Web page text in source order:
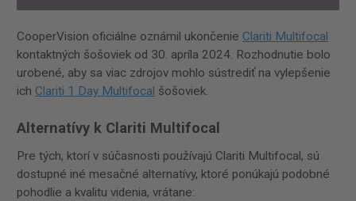
CooperVision oficiálne oznámil ukončenie Clariti Multifocal
kontaktných šošoviek od 30. apríla 2024. Rozhodnutie bolo
urobené, aby sa viac zdrojov mohlo sústrediť na vylepšenie
ich Clariti 1 Day Multifocal šošoviek.
Alternatívy k Clariti Multifocal
Pre tých, ktorí v súčasnosti používajú Clariti Multifocal, sú
dostupné iné mesačné alternatívy, ktoré ponúkajú podobné
pohodlie a kvalitu videnia, vrátane: